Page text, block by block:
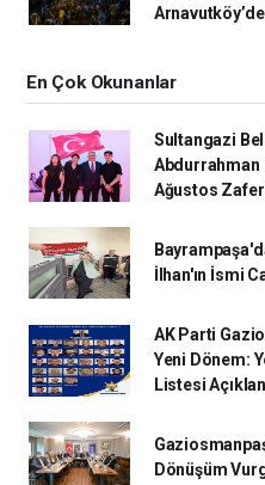
En Çok Okunanlar
Sultangazi
Abdurrahman
Ağustos Zafer
İlhan'ın İsmi
AK Parti
Yeni Dönem:
Listesi
Dönüşüm